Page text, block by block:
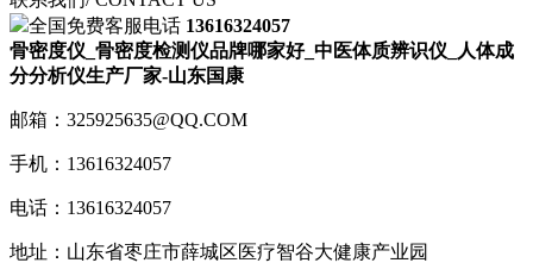
全国免费客服电话 13616324057
骨密度仪_骨密度检测仪品牌哪家好_中医体质辨识仪_人体成
分分析仪生产厂家-山东国康
邮箱：325925635@QQ.COM
手机：13616324057
电话：13616324057
地址：山东省枣庄市薛城区医疗智谷大健康产业园